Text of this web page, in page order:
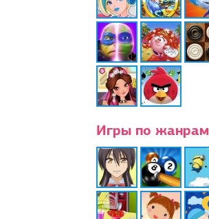
Игры по жанрам